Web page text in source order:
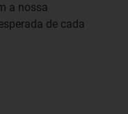
a nossa
de cada